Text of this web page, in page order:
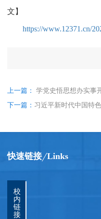
文】
https://www.12371.cn/
上一篇： 学党史悟思想办实事
下一篇： 习近平新时代中国特
快速链接 Links
校
内
链
接